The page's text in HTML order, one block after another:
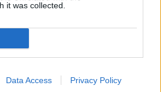
it was collected.
Data Access Privacy Policy
musical :
les MP3 sur